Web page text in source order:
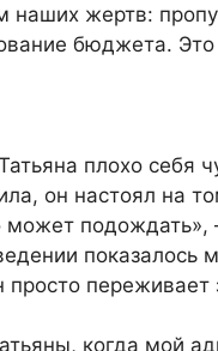
жертв:
бюджета.
плохо себя
он настоял на
подождать»,
показалось
просто переживает
когда мой